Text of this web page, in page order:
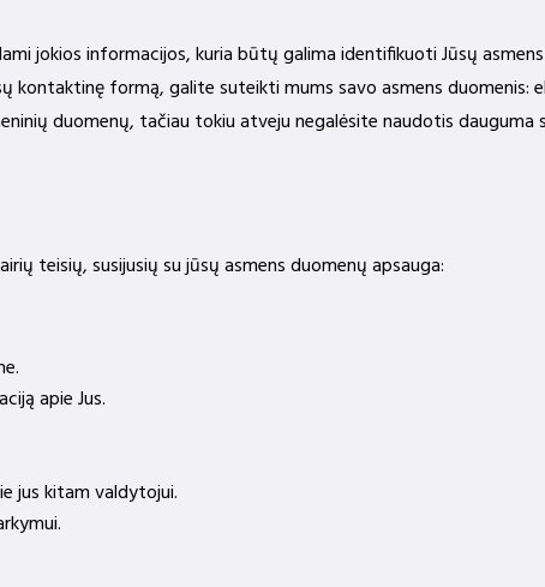
jokios informacijos, kuria būtų galima identifikuoti Jūsų
kontaktinę formą, galite suteikti mums savo asmens
duomenų, tačiau tokiu atveju negalėsite naudotis dauguma
teisių, susijusių su jūsų asmens duomenų apsauga:
apie Jus.
jus kitam valdytojui.